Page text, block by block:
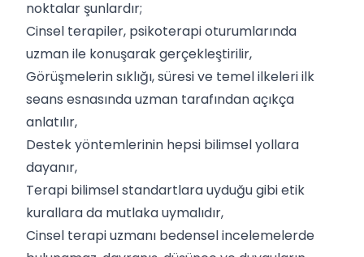
noktalar şunlardır;
Cinsel terapiler, psikoterapi oturumlarında
uzman ile konuşarak gerçekleştirilir,
Görüşmelerin sıklığı, süresi ve temel ilkeleri ilk
seans esnasında uzman tarafından açıkça
anlatılır,
Destek yöntemlerinin hepsi bilimsel yollara
dayanır,
Terapi bilimsel standartlara uyduğu gibi etik
kurallara da mutlaka uymalıdır,
Cinsel terapi uzmanı bedensel incelemelerde